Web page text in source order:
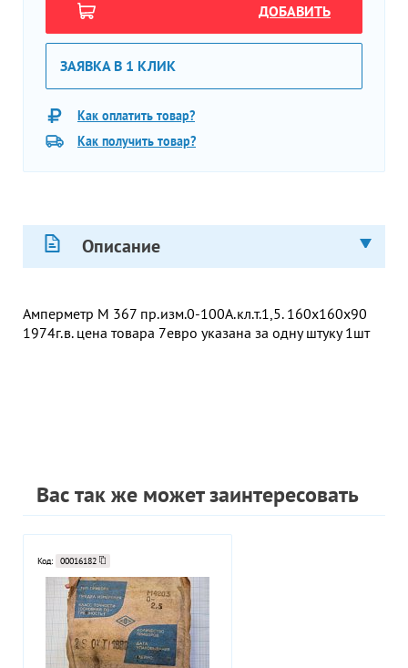
ДОБАВИТЬ
ЗАЯВКА В 1 КЛИК
Как оплатить товар?
Как получить товар?
Описание
Амперметр М 367 пр.изм.0-100А.кл.т.1,5. 160х160х90
1974г.в. цена товара 7евро указана за одну штуку 1шт
Вас так же может заинтересовать
Код: 00016182